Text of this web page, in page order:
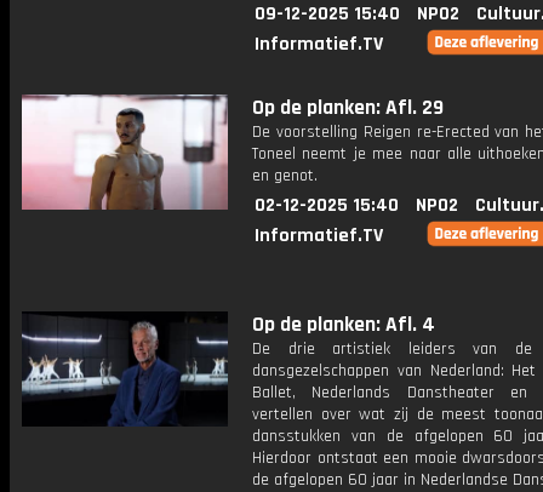
09-12-2025 15:40 NPO2
Informatief.TV
Op de planken: Afl. 29
De voorstelling Reigen re-Erected van
Toneel neemt je mee naar alle
en genot.
02-12-2025 15:40 NPO2
Informatief.TV
Op de planken: Afl. 4
De drie artistiek leiders van de
dansgezelschappen van Nederland: Het
Ballet, Nederlands Danstheater en
vertellen over wat zij de meest
dansstukken van de afgelopen 60
Hierdoor ontstaat een mooie
de afgelopen 60 jaar in Nederlandse